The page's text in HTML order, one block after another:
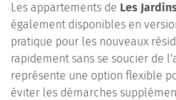
Les appartements de Les
également disponibles en
pratique pour les nouveaux
rapidement sans se soucier de
représente une option flexible
éviter les démarches